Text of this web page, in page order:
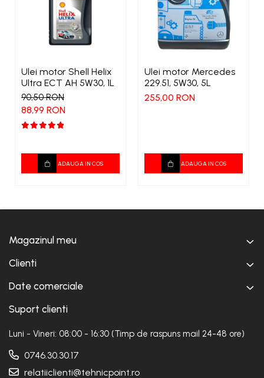
Ulei motor Shell Helix
Ultra ECT AH 5W30, 1L
90,50 RON
88,99 RON
ADAUGA IN COS
Ulei motor Mercedes
229.51, 5W30, 5L
255,00 RON
ADAUGA IN COS
Magazinul meu
Clienti
Date comerciale
Suport clienti
Luni - Vineri: 08:00 - 16:30 (Timp de raspuns mail 24-48 ore)
0746.30.30.17
relatiiclienti@tehnicpoint.ro